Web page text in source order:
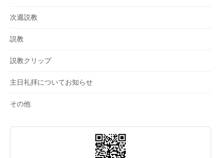
次週説教
説教
説教クリップ
主日礼拝についてお知らせ
その他